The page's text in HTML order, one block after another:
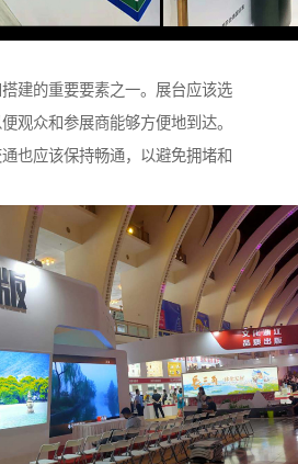
建的重要要素之一。展台应该选
观众和参展商能够方便地到达。
也应该保持畅通，以避免拥堵和